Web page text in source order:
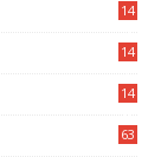
14
14
14
63